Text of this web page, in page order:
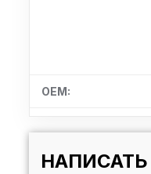
OEM: